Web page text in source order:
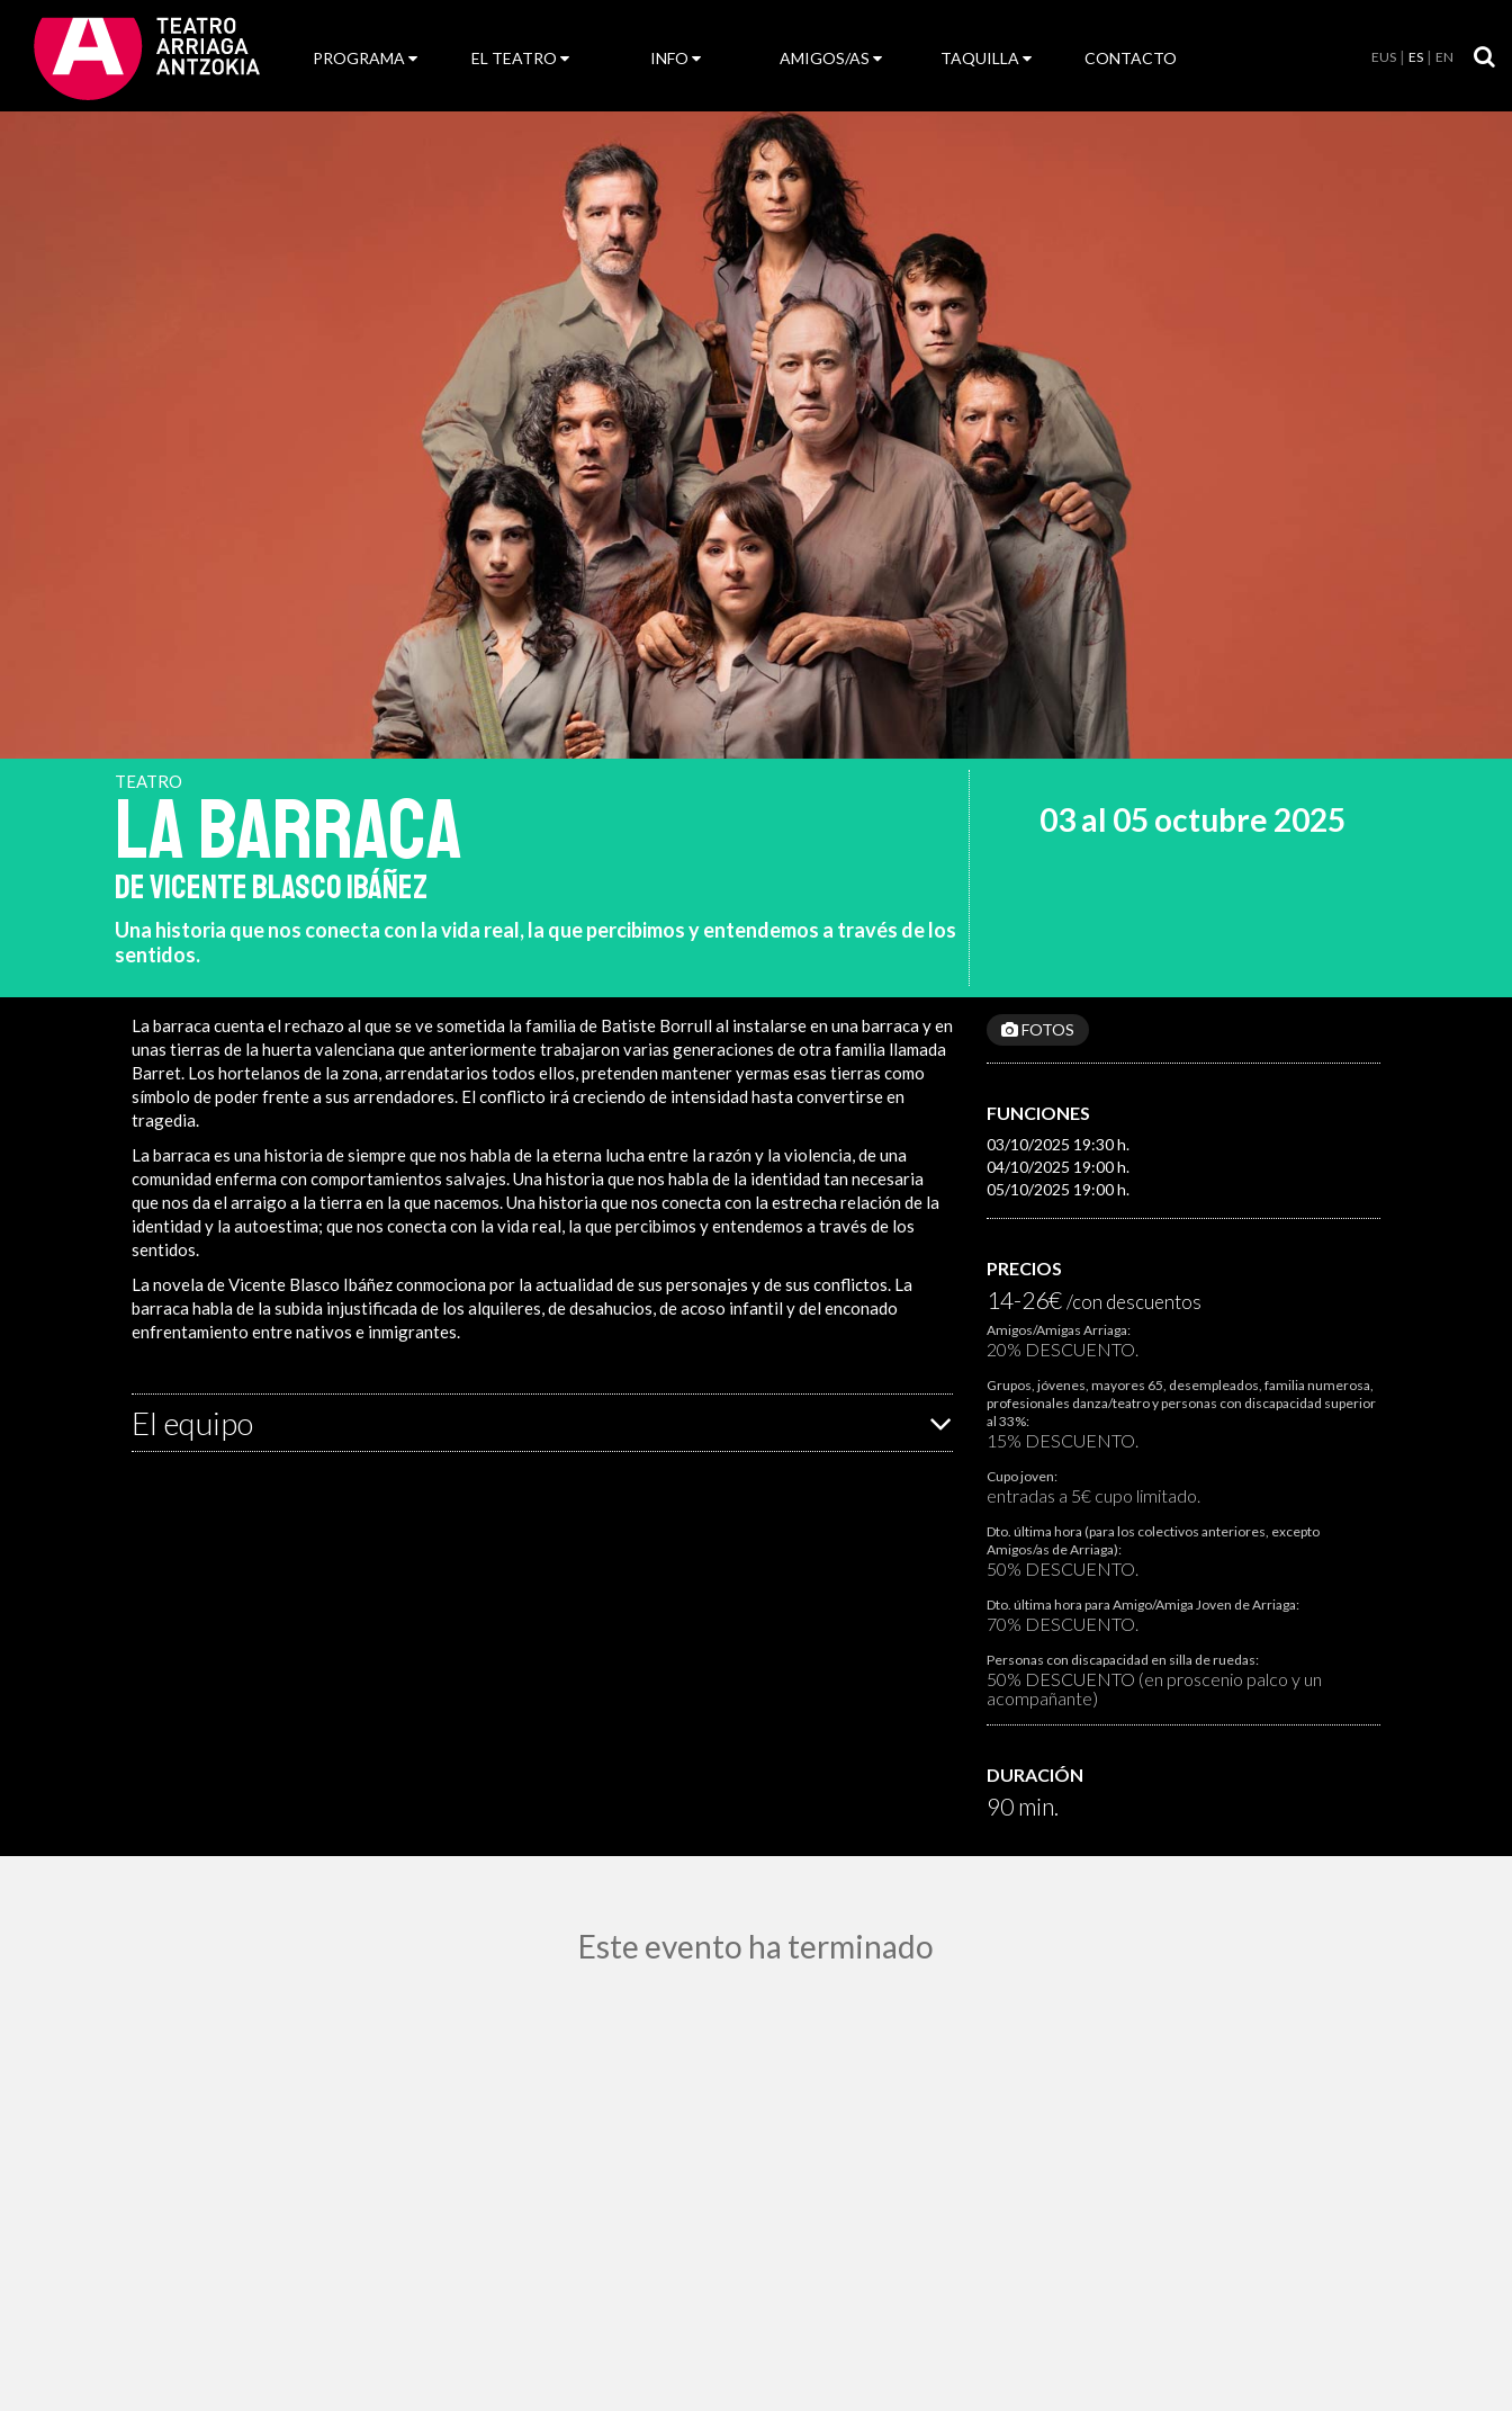
PROGRAMA EL TEATRO INFO AMIGOS/AS TAQUILLA CONTACTO EUS ES EN
TEATRO
LA BARRACA
DE VICENTE BLASCO IBÁÑEZ
Una historia que nos conecta con la vida real, la que percibimos y entendemos a través de los
sentidos.
03 al 05 octubre 2025
La barraca cuenta el rechazo al que se ve sometida la familia de Batiste Borrull al instalarse en una barraca y en
unas tierras de la huerta valenciana que anteriormente trabajaron varias generaciones de otra familia llamada
Barret. Los hortelanos de la zona, arrendatarios todos ellos, pretenden mantener yermas esas tierras como
símbolo de poder frente a sus arrendadores. El conflicto irá creciendo de intensidad hasta convertirse en
tragedia.
La barraca es una historia de siempre que nos habla de la eterna lucha entre la razón y la violencia, de una
comunidad enferma con comportamientos salvajes. Una historia que nos habla de la identidad tan necesaria
que nos da el arraigo a la tierra en la que nacemos. Una historia que nos conecta con la estrecha relación de la
identidad y la autoestima; que nos conecta con la vida real, la que percibimos y entendemos a través de los
sentidos.
La novela de Vicente Blasco Ibáñez conmociona por la actualidad de sus personajes y de sus conflictos. La
barraca habla de la subida injustificada de los alquileres, de desahucios, de acoso infantil y del enconado
enfrentamiento entre nativos e inmigrantes.
El equipo
FOTOS
FUNCIONES
03/10/2025 19:30 h.
04/10/2025 19:00 h.
05/10/2025 19:00 h.
PRECIOS
14-26€/con descuentos
Amigos/Amigas Arriaga:
20% DESCUENTO.
Grupos, jóvenes, mayores 65, desempleados, familia numerosa,
profesionales danza/teatro y personas con discapacidad superior
al 33%:
15% DESCUENTO.
Cupo joven:
entradas a 5€ cupo limitado.
Dto. última hora (para los colectivos anteriores, excepto
Amigos/as de Arriaga):
50% DESCUENTO.
Dto. última hora para Amigo/Amiga Joven de Arriaga:
70% DESCUENTO.
Personas con discapacidad en silla de ruedas:
50% DESCUENTO (en proscenio palco y un
acompañante)
DURACIÓN
90 min.
Este evento ha terminado